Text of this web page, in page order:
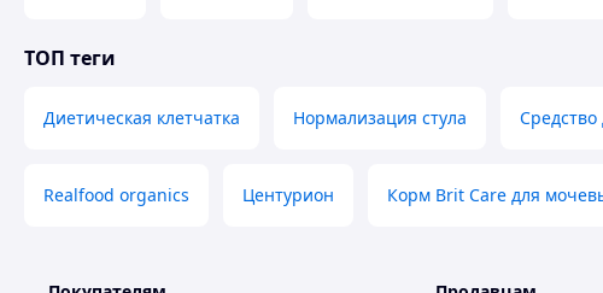
ТОП теги
Диетическая клетчатка Нормализация стула
Realfood organics Центурион Корм Brit Care для